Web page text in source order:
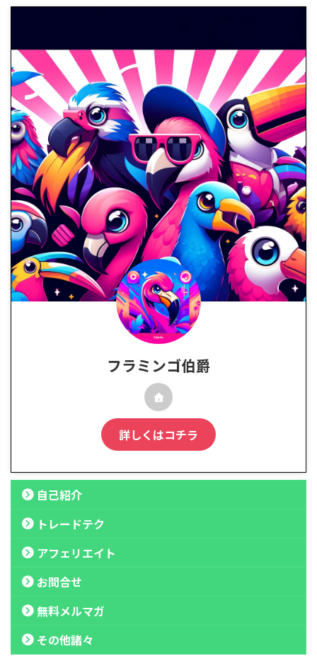
フラミンゴ伯爵
詳しくはコチラ
自己紹介
トレードテク
アフェリエイト
お問合せ
無料メルマガ
その他諸々